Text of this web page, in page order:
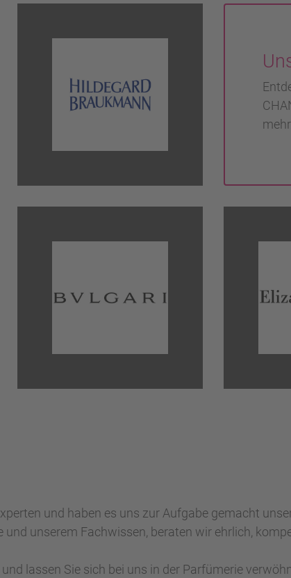
und haben es uns zur Aufgabe gemacht
und unserem Fachwissen, beraten wir ehrlich,
lassen Sie sich bei uns in der Parfümerie